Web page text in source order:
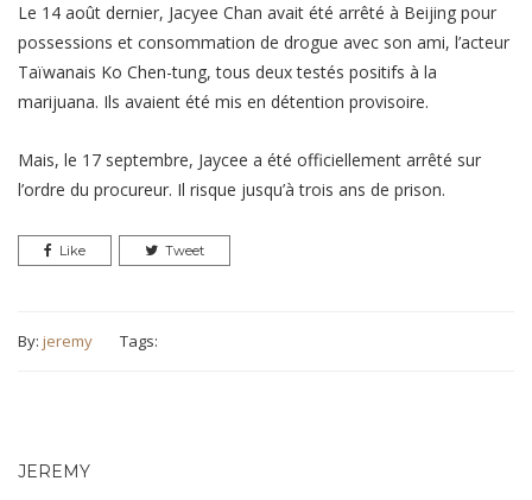
Le 14 août dernier, Jacyee Chan avait été arrêté à Beijing pour
possessions et consommation de drogue avec son ami, l’acteur
Taïwanais Ko Chen-tung, tous deux testés positifs à la
marijuana. Ils avaient été mis en détention provisoire.
Mais, le 17 septembre, Jaycee a été officiellement arrêté sur
l’ordre du procureur. Il risque jusqu’à trois ans de prison.
Like Tweet
By: jeremy Tags:
JEREMY